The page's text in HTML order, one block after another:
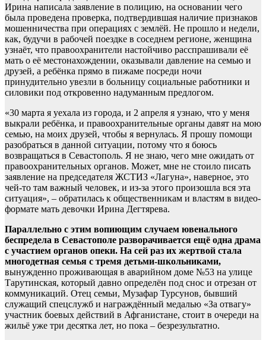
Ирина написала заявление в полицию, на основании чего
была проведена проверка, подтвердившая наличие признаков
мошенничества при операциях с землёй. Не прошло и недели,
как, будучи в рабочей поездке в соседнем регионе, женщина
узнаёт, что правоохранители настойчиво расспрашивали её
мать о её местонахождении, оказывали давление на семью и
друзей, а ребёнка прямо в пижаме посреди ночи
принудительно увезли в больницу социальные работники и
силовики под откровенно надуманным предлогом.
«30 марта я уехала из города, и 2 апреля я узнаю, что у меня
выкрали ребёнка, и правоохранительные органы давят на мою
семью, на моих друзей, чтобы я вернулась. Я прошу помощи
разобраться в данной ситуации, потому что я боюсь
возвращаться в Севастополь. Я не знаю, чего мне ожидать от
правоохранительных органов. Может, мне не стоило писать
заявление на председателя ЖСТИЗ «Лагуна», наверное, это
чей-то там важный человек, и из-за этого произошла вся эта
ситуация», – обратилась к общественникам и властям в видео-
формате мать девочки Ирина Дегтярева.
Параллельно с этим вопиющим случаем ювенального
беспредела в Севастополе разворачивается ещё одна драма
с участием органов опеки. На сей раз их жертвой стала
многодетная семья с тремя детьми-школьниками,
вынужденно проживающая в аварийном доме №53 на улице
Тарутинская, который давно определён под снос и отрезан от
коммуникаций. Отец семьи, Музафар Турсунов, бывший
служащий спецслужб и награждённый медалью «За отвагу»
участник боевых действий в Афганистане, стоит в очереди на
жильё уже три десятка лет, но пока – безрезультатно.